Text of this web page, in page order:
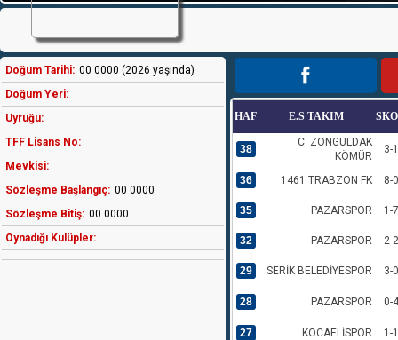
Doğum Tarihi: 00 0000 (2026 yaşında)
Doğum Yeri:
Uyruğu:
TFF Lisans No:
Mevkisi:
Sözleşme Başlangıç: 00 0000
Sözleşme Bitiş: 00 0000
Oynadığı Kulüpler:
HAF E.S TAKIM
38
C. ZONGULDAK
KÖMÜR
3-1
36 1461 TRABZON FK 8-0
35 PAZARSPOR 1-7
32 PAZARSPOR 2-2
29 SERİK BELEDİYESPOR 3-0
28 PAZARSPOR 0-4
27 KOCAELİSPOR 1-1